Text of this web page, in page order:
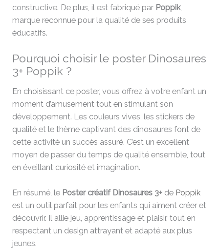
constructive. De plus, il est fabriqué par Poppik,
marque reconnue pour la qualité de ses produits
éducatifs.
Pourquoi choisir le poster Dinosaures
3+ Poppik ?
En choisissant ce poster, vous offrez à votre enfant un
moment d’amusement tout en stimulant son
développement. Les couleurs vives, les stickers de
qualité et le thème captivant des dinosaures font de
cette activité un succès assuré. C’est un excellent
moyen de passer du temps de qualité ensemble, tout
en éveillant curiosité et imagination.
En résumé, le Poster créatif Dinosaures 3+ de Poppik
est un outil parfait pour les enfants qui aiment créer et
découvrir. Il allie jeu, apprentissage et plaisir, tout en
respectant un design attrayant et adapté aux plus
jeunes.